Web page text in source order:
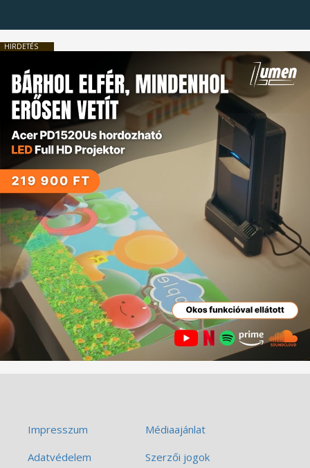
HIRDETÉS
Impresszum
Médiaajánlat
Adatvédelem
Szerzői jogok